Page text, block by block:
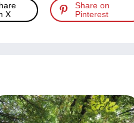
X
Share on
Pinterest